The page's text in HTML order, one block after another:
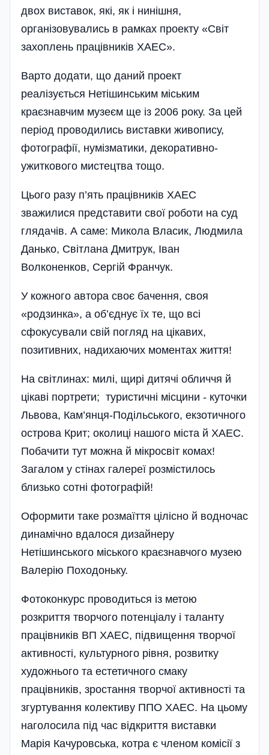
двох виставок, які, як і нинішня,
організовувались в рамках проекту «Світ
захоплень працівників ХАЕС».
Варто додати, що даний проект
реалізується Нетішинським міським
краєзнавчим музеєм ще із 2006 року. За цей
період проводились виставки живопису,
фотографії, нумізматики, декоративно-
ужиткового мистецтва тощо.
Цього разу п’ять працівників ХАЕС
зважилися представити свої роботи на суд
глядачів. А саме: Микола Власик, Людмила
Данько, Світлана Дмитрук, Іван
Волконенков, Сергій Франчук.
У кожного автора своє бачення, своя
«родзинка», а об’єднує їх те, що всі
сфокусували свій погляд на цікавих,
позитивних, надихаючих моментах життя!
На світлинах: милі, щирі дитячі обличчя й
цікаві портрети; туристичні місцини - куточки
Львова, Кам’янця-Подільського, екзотичного
острова Крит; околиці нашого міста й ХАЕС.
Побачити тут можна й мікросвіт комах!
Загалом у стінах галереї розмістилось
близько сотні фотографій!
Оформити таке розмаїття цілісно й водночас
динамічно вдалося дизайнеру
Нетішинського міського краєзнавчого музею
Валерію Походоньку.
Фотоконкурс проводиться із метою
розкриття творчого потенціалу і таланту
працівників ВП ХАЕС, підвищення творчої
активності, культурного рівня, розвитку
художнього та естетичного смаку
працівників, зростання творчої активності та
згуртування колективу ППО ХАЕС. На цьому
наголосила під час відкриття виставки
Марія Качуровська, котра є членом комісії з